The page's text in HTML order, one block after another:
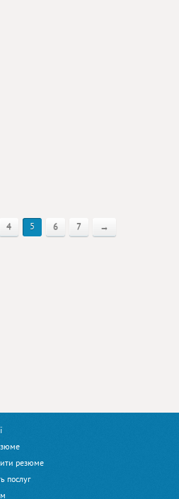
4 5 6 7 →
резюме
послуг